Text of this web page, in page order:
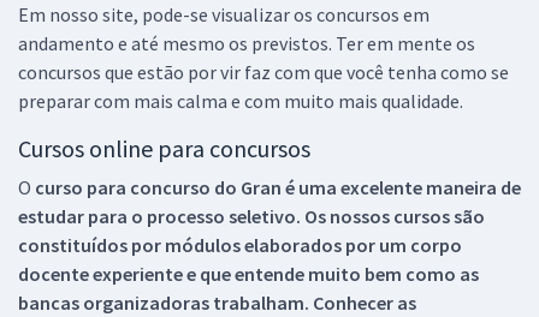
Em nosso site, pode-se visualizar os concursos em
andamento e até mesmo os previstos. Ter em mente os
concursos que estão por vir faz com que você tenha como se
preparar com mais calma e com muito mais qualidade.
Cursos online para concursos
O curso para concurso do Gran é uma excelente maneira de
estudar para o processo seletivo. Os nossos cursos são
constituídos por módulos elaborados por um corpo
docente experiente e que entende muito bem como as
bancas organizadoras trabalham. Conhecer as